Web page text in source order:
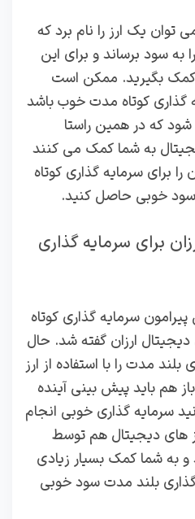
توان یک ارز را نام برد که
به سود برساند و برای این
کمک بگیرید. ممکن است
گذاری کوتاه مدت خوب باشد
شود که در همین راستا
به شما کمک می کنند
را برای سرمایه گذاری کوتاه
سود خوبی حاصل کنید.
برای سرمایه گذاری
سرمایه گذاری کوتاه
دیجیتال ارزان گفته شد. حال
مدت را با استفاده از ارز
هم باید پیش بینی آینده
سرمایه گذاری خوبی انجام
های دیجیتال هم توسط
به شما کمک بسیار زیادی
بلند مدت سود خوبی